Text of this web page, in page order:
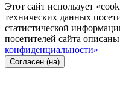
Этот сайт использует
технических данных
статистической
посетителей сайта
конфиденциальности»
Согласен (на)